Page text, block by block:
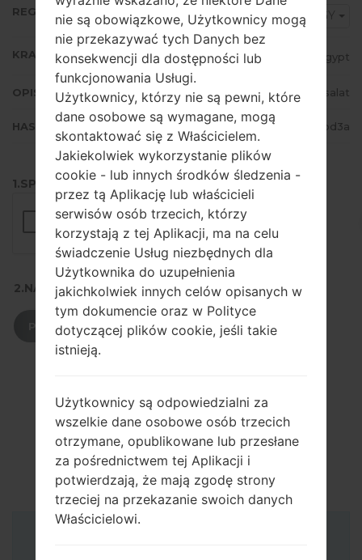
REGION EGY
KRAJ Egypt
OPIS Mobinil, Vodafone, Etisalat
HASH 4a15a8eb1f4bd2c8edb55715096ebd3a
1.SPRAWDŹ RECAPTCHA
2.NACIŚNIJ, ABY POBRAĆ
POBIERZ
nie są obowiązkowe, Użytkownicy mogą
nie przekazywać tych Danych bez
konsekwencji dla dostępności lub
funkcjonowania Usługi.
Użytkownicy, którzy nie są pewni, które
dane osobowe są wymagane, mogą
skontaktować się z Właścicielem.
Jakiekolwiek wykorzystanie plików
cookie - lub innych środków śledzenia -
przez tą Aplikację lub właścicieli
serwisów osób trzecich, którzy
korzystają z tej Aplikacji, ma na celu
świadczenie Usług niezbędnych dla
Użytkownika do uzupełnienia
jakichkolwiek innych celów opisanych w
tym dokumencie oraz w Polityce
dotyczącej plików cookie, jeśli takie
istnieją.
Użytkownicy są odpowiedzialni za
wszelkie dane osobowe osób trzecich
otrzymane, opublikowane lub przesłane
za pośrednictwem tej Aplikacji i
potwierdzają, że mają zgodę strony
trzeciej na przekazanie swoich danych
Właścicielowi.